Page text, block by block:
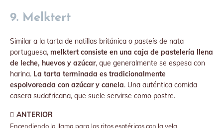
9. Melktert
Similar a la tarta de natillas británica o pasteis de nata
portuguesa, melktert consiste en una caja de pastelería llena
de leche, huevos y azúcar, que generalmente se espesa con
harina. La tarta terminada es tradicionalmente
espolvoreada con azúcar y canela. Una auténtica comida
casera sudafricana, que suele servirse como postre.
ANTERIOR
Encendiendo la llama para los ritos esotéricos con la vela